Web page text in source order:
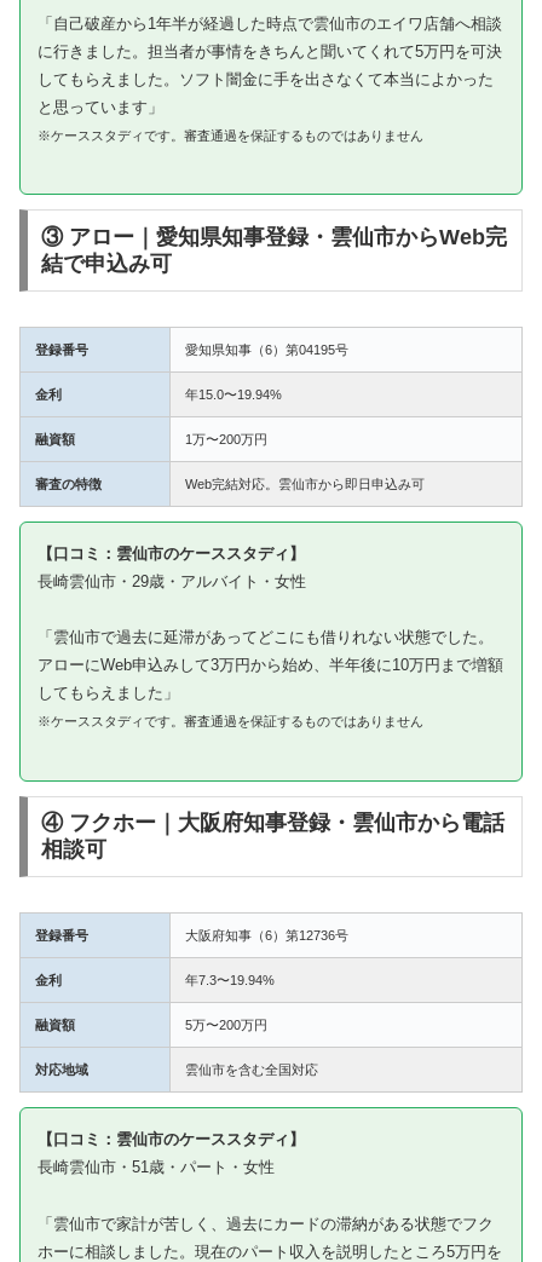
「自己破産から1年半が経過した時点で雲仙市のエイワ店舗へ相談
に行きました。担当者が事情をきちんと聞いてくれて5万円を可決
してもらえました。ソフト闇金に手を出さなくて本当によかった
と思っています」
※ケーススタディです。審査通過を保証するものではありません
③ アロー｜愛知県知事登録・雲仙市からWeb完
結で申込み可
登録番号 愛知県知事（6）第04195号
金利 年15.0〜19.94%
融資額 1万〜200万円
審査の特徴 Web完結対応。雲仙市から即日申込み可
【口コミ：雲仙市のケーススタディ】
長崎雲仙市・29歳・アルバイト・女性
「雲仙市で過去に延滞があってどこにも借りれない状態でした。
アローにWeb申込みして3万円から始め、半年後に10万円まで増額
してもらえました」
※ケーススタディです。審査通過を保証するものではありません
④ フクホー｜大阪府知事登録・雲仙市から電話
相談可
登録番号 大阪府知事（6）第12736号
金利 年7.3〜19.94%
融資額 5万〜200万円
対応地域 雲仙市を含む全国対応
【口コミ：雲仙市のケーススタディ】
長崎雲仙市・51歳・パート・女性
「雲仙市で家計が苦しく、過去にカードの滞納がある状態でフク
ホーに相談しました。現在のパート収入を説明したところ5万円を